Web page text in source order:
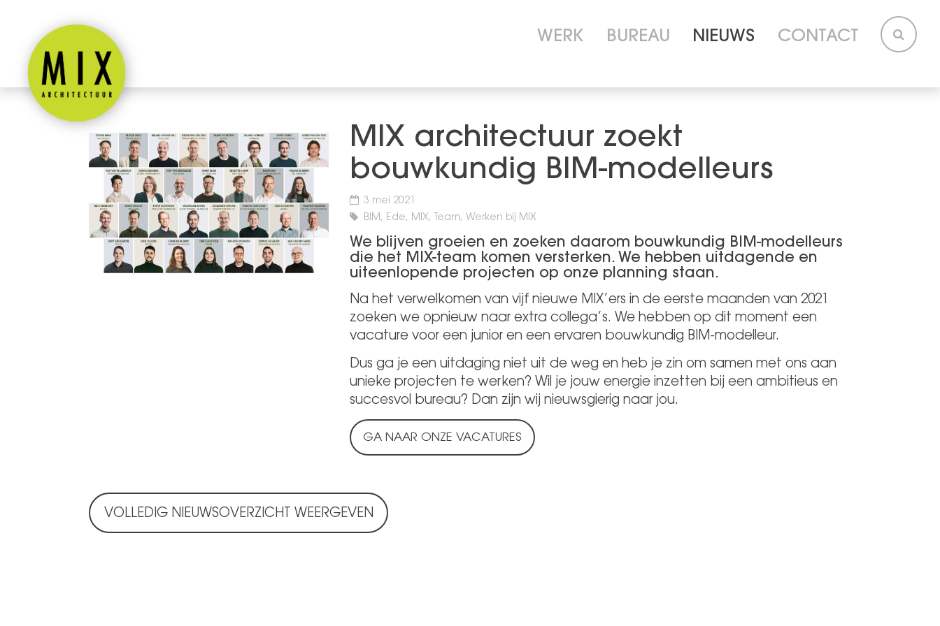
WERK BUREAU NIEUWS CONTACT
MIX architectuur zoekt
bouwkundig BIM-modelleurs
3 mei 2021
BIM, Ede, MIX, Team, Werken bij MIX
We blijven groeien en zoeken daarom bouwkundig BIM-modelleurs
die het MIX-team komen versterken. We hebben uitdagende en
uiteenlopende projecten op onze planning staan.
Na het verwelkomen van vijf nieuwe MIX’ers in de eerste maanden van 2021
zoeken we opnieuw naar extra collega’s. We hebben op dit moment een
vacature voor een junior en een ervaren bouwkundig BIM-modelleur.
Dus ga je een uitdaging niet uit de weg en heb je zin om samen met ons aan
unieke projecten te werken? Wil je jouw energie inzetten bij een ambitieus en
succesvol bureau? Dan zijn wij nieuwsgierig naar jou.
GA NAAR ONZE VACATURES
VOLLEDIG NIEUWSOVERZICHT WEERGEVEN